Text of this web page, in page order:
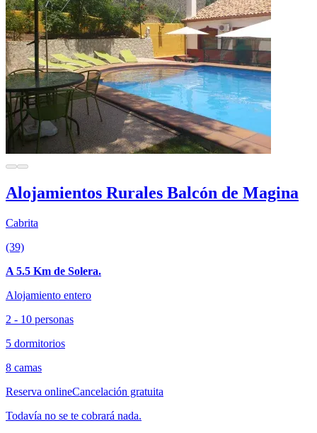
Alojamientos Rurales Balcón de Magina
Cabrita
(39)
A 5.5 Km de Solera.
Alojamiento entero
2 - 10 personas
5 dormitorios
8 camas
Reserva onlineCancelación gratuita
Todavía no se te cobrará nada.